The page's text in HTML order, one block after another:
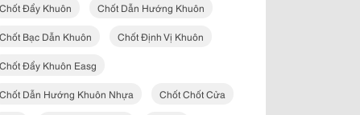
Chốt Đẩy Khuôn Chốt Dẫn Hướng Khuôn
Chốt Bạc Dẫn Khuôn Chốt Định Vị Khuôn
Chốt Đẩy Khuôn Easg
Chốt Dẫn Hướng Khuôn Nhựa Chốt Chốt Cửa